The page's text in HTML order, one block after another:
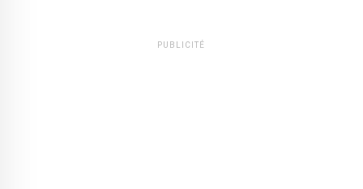
PUBLICITÉ